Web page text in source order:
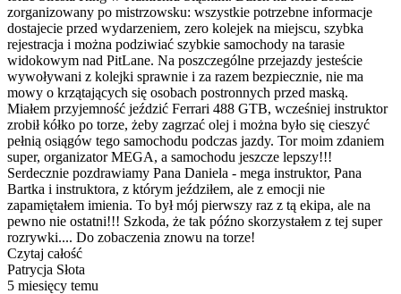
zorganizowany po mistrzowsku: wszystkie potrzebne informacje
dostajecie przed wydarzeniem, zero kolejek na miejscu, szybka
rejestracja i można podziwiać szybkie samochody na tarasie
widokowym nad PitLane. Na poszczególne przejazdy jesteście
wywoływani z kolejki sprawnie i za razem bezpiecznie, nie ma
mowy o krzątających się osobach postronnych przed maską.
Miałem przyjemność jeździć Ferrari 488 GTB, wcześniej instruktor
zrobił kółko po torze, żeby zagrzać olej i można było się cieszyć
pełnią osiągów tego samochodu podczas jazdy. Tor moim zdaniem
super, organizator MEGA, a samochodu jeszcze lepszy!!!
Serdecznie pozdrawiamy Pana Daniela - mega instruktor, Pana
Bartka i instruktora, z którym jeździłem, ale z emocji nie
zapamiętałem imienia. To był mój pierwszy raz z tą ekipa, ale na
pewno nie ostatni!!! Szkoda, że tak późno skorzystałem z tej super
rozrywki.... Do zobaczenia znowu na torze!
Czytaj całość
Patrycja Słota
5 miesięcy temu